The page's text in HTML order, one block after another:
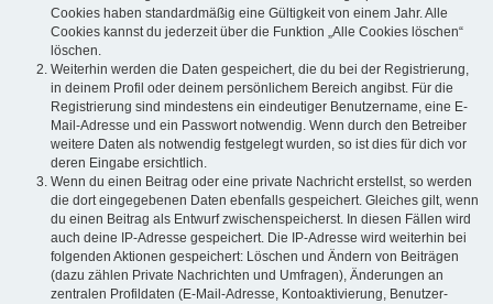
Cookies haben standardmäßig eine Gültigkeit von einem Jahr. Alle
Cookies kannst du jederzeit über die Funktion „Alle Cookies löschen“
löschen.
Weiterhin werden die Daten gespeichert, die du bei der Registrierung,
in deinem Profil oder deinem persönlichem Bereich angibst. Für die
Registrierung sind mindestens ein eindeutiger Benutzername, eine E-
Mail-Adresse und ein Passwort notwendig. Wenn durch den Betreiber
weitere Daten als notwendig festgelegt wurden, so ist dies für dich vor
deren Eingabe ersichtlich.
Wenn du einen Beitrag oder eine private Nachricht erstellst, so werden
die dort eingegebenen Daten ebenfalls gespeichert. Gleiches gilt, wenn
du einen Beitrag als Entwurf zwischenspeicherst. In diesen Fällen wird
auch deine IP-Adresse gespeichert. Die IP-Adresse wird weiterhin bei
folgenden Aktionen gespeichert: Löschen und Ändern von Beiträgen
(dazu zählen Private Nachrichten und Umfragen), Änderungen an
zentralen Profildaten (E-Mail-Adresse, Kontoaktivierung, Benutzer-